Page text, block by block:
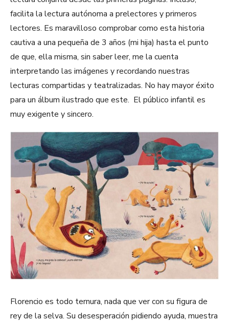
facilita la lectura autónoma a prelectores y primeros
lectores. Es maravilloso comprobar como esta historia
cautiva a una pequeña de 3 años (mi hija) hasta el punto
de que, ella misma, sin saber leer, me la cuenta
interpretando las imágenes y recordando nuestras
lecturas compartidas y teatralizadas. No hay mayor éxito
para un álbum ilustrado que este. El público infantil es
muy exigente y sincero.
Florencio es todo ternura, nada que ver con su figura de
rey de la selva. Su desesperación pidiendo ayuda, muestra